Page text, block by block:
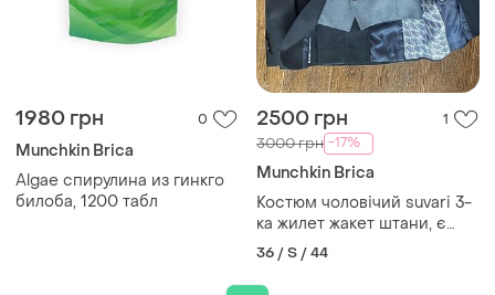
1980 грн 0
Munchkin Brica
Algae спирулина из гинкго
билоба, 1200 табл
2500 грн 1
3000 грн -17%
Munchkin Brica
Костюм чоловічий suvari 3-
ка жилет жакет штани, є
також сорочка біла суварі.
36 / S / 44